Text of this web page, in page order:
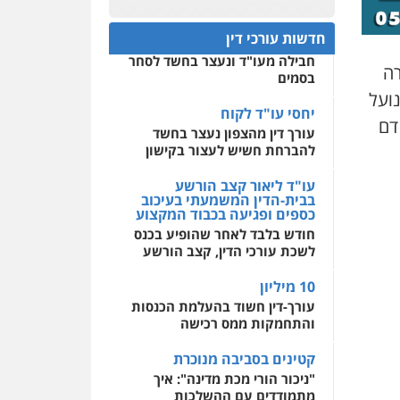
ומעצרים סייבר ניהול
משברים פליליים
0506355388
עו"ד דרוויש נאשף
פלילי פשיעה חמורה
אדם
חליל ביאדי – משרד
עורכי דין
פלילי דיני תעבורה מעצרים
וחקירות פשיעה חמורה
0509636895
עו"ד איהאב זבידאת
פלילי פשיעה חמורה
פשע עבירות המתה
עבירות מין
0522508109
אחסון אתרים
לעורכי דין
אסירים עבירות מין
שירותים מקצועיים לעורכי
דין
0544500346
חדשות עורכי דין
חפץ חשוד
עצור בתיק ניסיון רצח קיבל
חבילה מעו"ד ונעצר בחשד לסחר
בסמים
יחסי עו"ד לקוח
עורך דין מהצפון נעצר בחשד
להברחת חשיש לעצור בקישון
עו"ד ליאור קצב הורשע
בבית-הדין המשמעתי בעיכוב
כספים ופגיעה בכבוד המקצוע
חודש בלבד לאחר שהופיע בכנס
לשכת עורכי הדין, קצב הורשע
10 מיליון
עורך-דין חשוד בהעלמת הכנסות
והתחמקות ממס רכישה
קטינים בסביבה מנוכרת
"ניכור הורי מכת מדינה": איך
מתמודדים עם ההשלכות